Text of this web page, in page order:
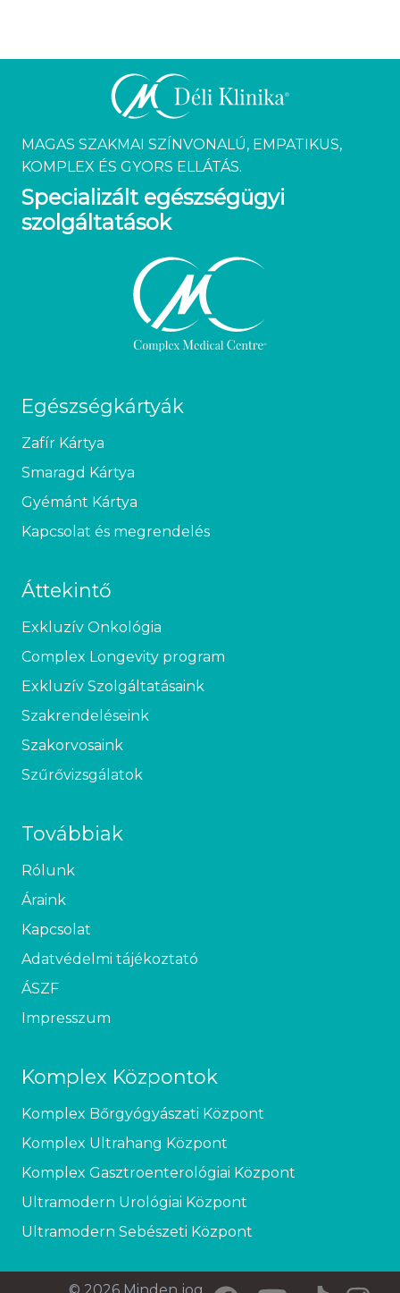
MAGAS SZAKMAI SZÍNVONALÚ, EMPATIKUS,
KOMPLEX ÉS GYORS ELLÁTÁS.
Specializált egészségügyi
szolgáltatások
Egészségkártyák
Zafír Kártya
Smaragd Kártya
Gyémánt Kártya
Kapcsolat és megrendelés
Áttekintő
Exkluzív Onkológia
Complex Longevity program
Exkluzív Szolgáltatásaink
Szakrendeléseink
Szakorvosaink
Szűrővizsgálatok
Továbbiak
Rólunk
Áraink
Kapcsolat
Adatvédelmi tájékoztató
ÁSZF
Impresszum
Komplex Központok
Komplex Bőrgyógyászati Központ
Komplex Ultrahang Központ
Komplex Gasztroenterológiai Központ
Ultramodern Urológiai Központ
Ultramodern Sebészeti Központ